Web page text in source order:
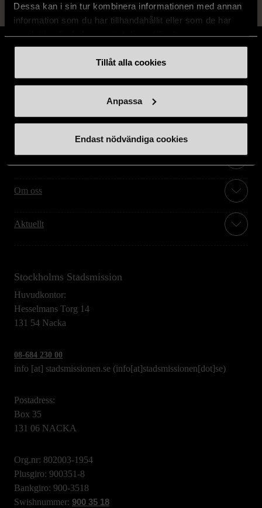
Dessa kan i sin tur kombinera informationen med annan
information som du har tillhandahållit eller som de har
Tillåt alla cookies
Anpassa
Endast nödvändiga cookies
Hitta till oss
Handla second hand online
Om oss
Aktuellt
Stockholms Stadsmission
Huvudkontor:
Hesselmans Torg 14
131 54 Nacka
08-684 230 00
info [at] stadsmissionen.se (info[at]stadsmissionen[dot]se)
Postadress:
Box 35
131 06 NACKA
Org.nr: 802003-1954
Plusgiro: 900351-8
Bankgiro: 900-3518
Swishnummer: 900 35 18